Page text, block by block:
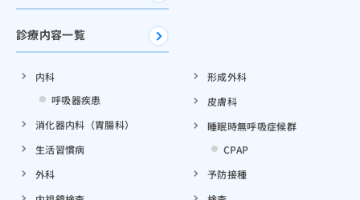
診療内容一覧
内科
呼吸器疾患
消化器内科（胃腸科）
生活習慣病
外科
形成外科
皮膚科
睡眠時無呼吸症候群
CPAP
予防接種